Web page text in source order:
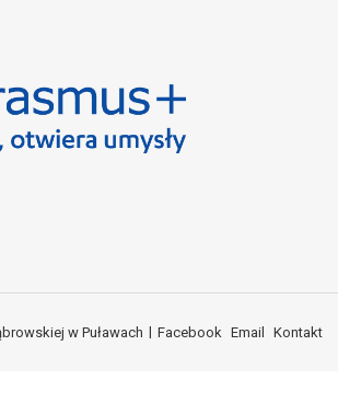
w Puławach Facebook Email Kontakt